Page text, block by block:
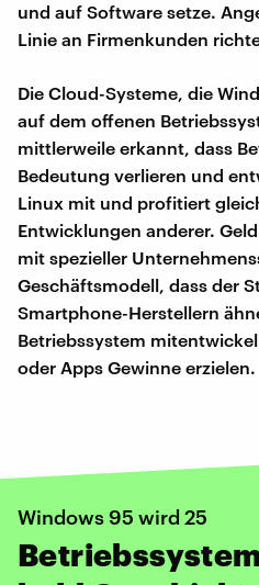
und auf Software setze.
Linie an Firmenkunden
Die Cloud-Systeme, die
auf dem offenen
mittlerweile erkannt, dass
Bedeutung verlieren und
Linux mit und profitiert
Entwicklungen anderer.
mit spezieller
Geschäftsmodell, dass der
Smartphone-Herstellern
Betriebssystem
oder Apps Gewinne erzielen.
Windows 95 wird 25